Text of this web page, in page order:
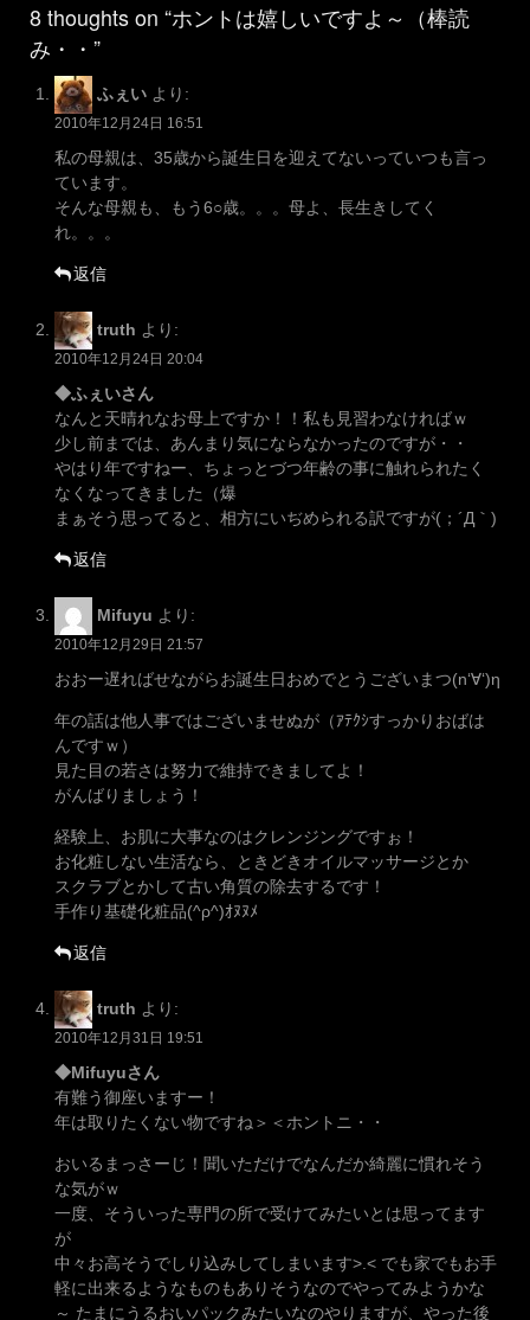
8 thoughts on “ホントは嬉しいですよ～（棒読
み・・”
ふぇい より:
2010年12月24日 16:51
私の母親は、35歳から誕生日を迎えてないっていつも言っ
ています。
そんな母親も、もう6○歳。。。母よ、長生きしてく
れ。。。
返信
truth より:
2010年12月24日 20:04
◆ふぇいさん
なんと天晴れなお母上ですか！！私も見習わなければｗ
少し前までは、あんまり気にならなかったのですが・・
やはり年ですねー、ちょっとづつ年齢の事に触れられたく
なくなってきました（爆
まぁそう思ってると、相方にいぢめられる訳ですが(；´Д｀)
返信
Mifuyu より:
2010年12月29日 21:57
おおー遅ればせながらお誕生日おめでとうございまつ(n‘∀‘)η
年の話は他人事ではございませぬが（ｱﾃｸｼすっかりおばは
んですｗ）
見た目の若さは努力で維持できましてよ！
がんばりましょう！
経験上、お肌に大事なのはクレンジングですぉ！
お化粧しない生活なら、ときどきオイルマッサージとか
スクラブとかして古い角質の除去するです！
手作り基礎化粧品(^ρ^)ｵﾇﾇﾒ
返信
truth より:
2010年12月31日 19:51
◆Mifuyuさん
有難う御座いますー！
年は取りたくない物ですね＞＜ホントニ・・
おいるまっさーじ！聞いただけでなんだか綺麗に慣れそう
な気がｗ
一度、そういった専門の所で受けてみたいとは思ってます
が
中々お高そうでしり込みしてしまいます>.< でも家でもお手
軽に出来るようなものもありそうなのでやってみようかな
～ たまにうるおいパックみたいなのやりますが、やった後